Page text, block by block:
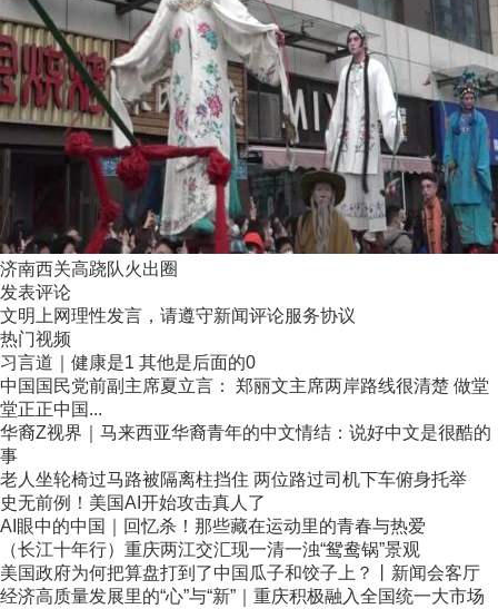
济南西关高跷队火出圈
发表评论
文明上网理性发言，请遵守新闻评论服务协议
热门视频
习言道｜健康是1 其他是后面的0
中国国民党前副主席夏立言： 郑丽文主席两岸路线很清楚 做堂
堂正正中国...
华裔Z视界｜马来西亚华裔青年的中文情结：说好中文是很酷的
事
老人坐轮椅过马路被隔离柱挡住 两位路过司机下车俯身托举
史无前例！美国AI开始攻击真人了
AI眼中的中国｜回忆杀！那些藏在运动里的青春与热爱
（长江十年行）重庆两江交汇现一清一浊“鸳鸯锅”景观
美国政府为何把算盘打到了中国瓜子和饺子上？丨新闻会客厅
经济高质量发展里的“心”与“新”｜重庆积极融入全国统一大市场